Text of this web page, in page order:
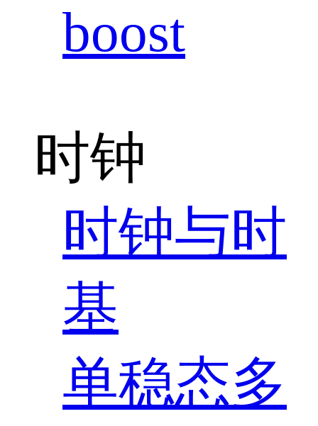
boost
时钟
时钟与时
基
单稳态多